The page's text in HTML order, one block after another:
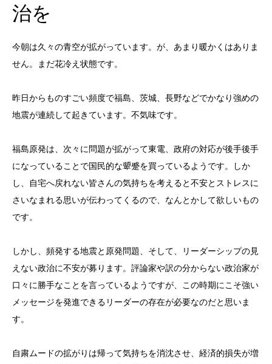
治を
今朝は久々の青空が拡がっています。が、あまり暖かくはありま
せん。まだ花冷え状態です。
昨日からものすごい頻度で福島、茨城、長野などでかなり強めの
地震が連続して起きています。不気味です。
福島原発は、次々に問題が拡がって東電、政府の対応が後手後手
になっていることで国民的な顰蹙を買っているようです。しか
し、自宅へ戻れない皆さんの気持ちを考えると不安とストレスに
さいなまれる思いが伝わってくるので、なんとかして欲しいもの
です。
しかし、頻発する地震と原発問題、そして、リーダーシップの見
えない政治に不安が募ります。評論家や訳の分からない政治家が
口々に勝手なことを言っているようですが、この時期にこそ強い
メッセージを発進できるリーダーの存在が必要なのだと思いま
す。
自粛ムードの拡がりは帰って気持ちを消沈させ、経済的損失が増